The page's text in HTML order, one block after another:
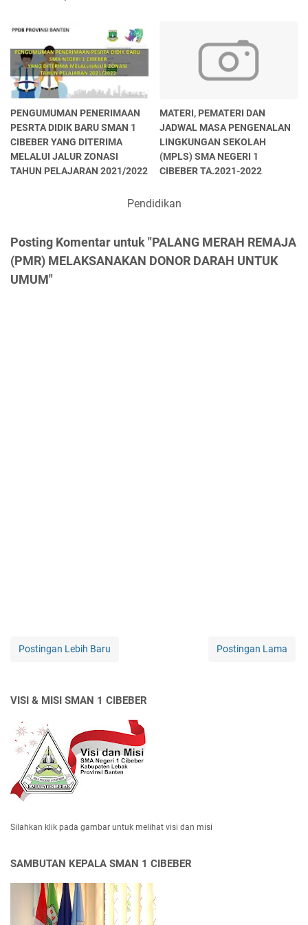
PENGUMUMAN PENERIMAAN
PESRTA DIDIK BARU SMAN 1
CIBEBER YANG DITERIMA
MELALUI JALUR ZONASI
TAHUN PELAJARAN 2021/2022
MATERI, PEMATERI DAN
JADWAL MASA PENGENALAN
LINGKUNGAN SEKOLAH
(MPLS) SMA NEGERI 1
CIBEBER TA.2021-2022
Pendidikan
Posting Komentar untuk "PALANG MERAH REMAJA
(PMR) MELAKSANAKAN DONOR DARAH UNTUK
UMUM"
Postingan Lebih Baru Postingan Lama
VISI & MISI SMAN 1 CIBEBER
Silahkan klik pada gambar untuk melihat visi dan misi
SAMBUTAN KEPALA SMAN 1 CIBEBER